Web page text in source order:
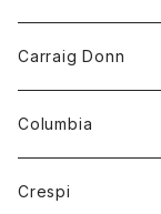
ショートパンツ
オーバーオール
カーディガン
ハーフスリーブTシャツ
Carraig Donn
ニット
Columbia
アウター
Crespi